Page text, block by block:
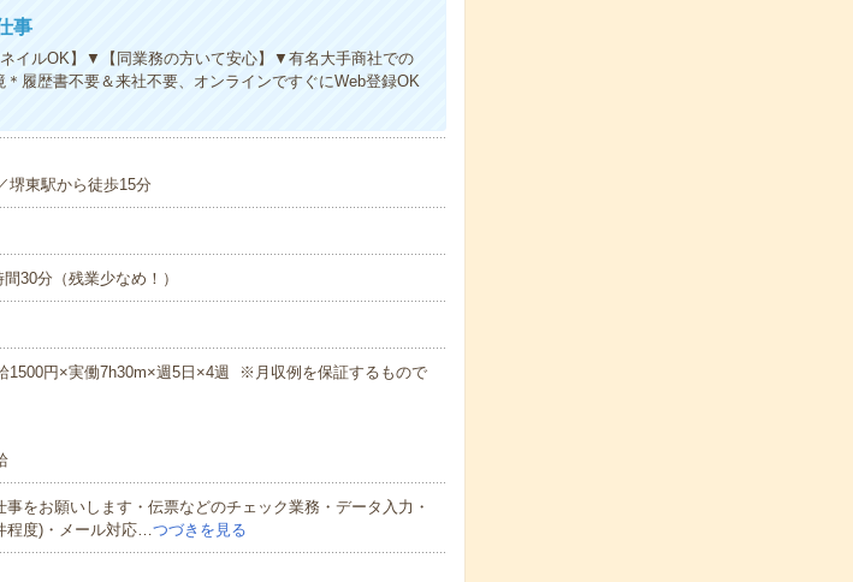
事
イルOK】▼【同業務の方いて安心】▼有名大手商社での
履歴書不要＆来社不要、オンラインですぐにWeb登録OK
堺東駅から徒歩15分
30分（残業少なめ！）
円×実働7h30m×週5日×4週 ※月収例を保証するもので
をお願いします・伝票などのチェック業務・データ入力・
程度)・メール対応…つづきを見る